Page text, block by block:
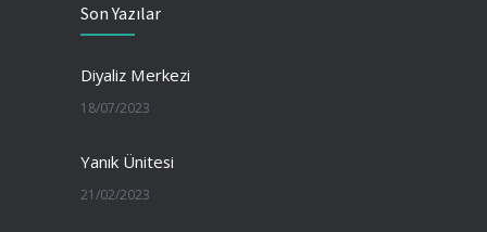
Son Yazılar
Diyaliz Merkezi
18/07/2023
Yanık Ünitesi
21/02/2023